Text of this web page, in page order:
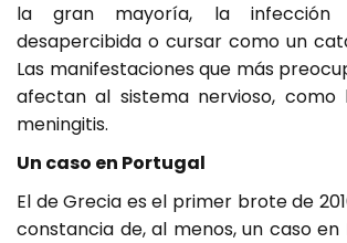
la gran mayoría, la infección
desapercibida o cursar como un
Las manifestaciones que más
afectan al sistema nervioso, como
meningitis.
Un caso en Portugal
El de Grecia es el primer brote de
constancia de, al menos, un caso en